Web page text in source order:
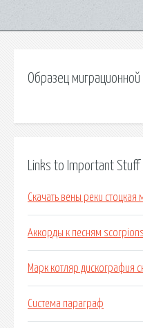
Образец
Links to Important Stuff
Скачать вены реки стоцкая
Аккорды к песням scorpions
Марк котляр дискография
Система параграф